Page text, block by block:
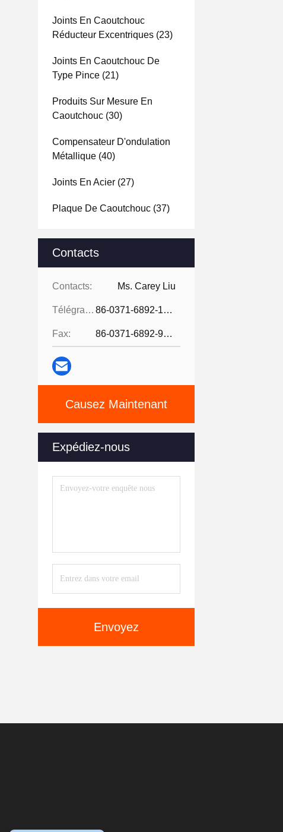
Joints En Caoutchouc
Réducteur Excentriques (23)
Joints En Caoutchouc De
Type Pince (21)
Produits Sur Mesure En
Caoutchouc (30)
Compensateur D'ondulation
Métallique (40)
Joints En Acier (27)
Plaque De Caoutchouc (37)
Contacts
Contacts: Ms. Carey Liu
Télégramme: 86-0371-6892-1527
Fax: 86-0371-6892-9024
Causez Maintenant
Expédiez-nous
Envoyez